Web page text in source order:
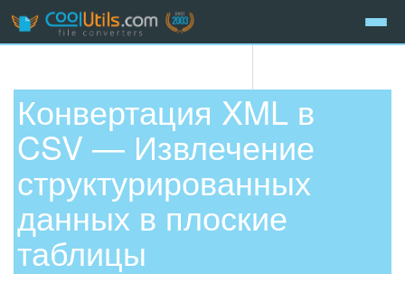
Конвертация XML в
CSV — Извлечение
структурированных
данных в плоские
таблицы